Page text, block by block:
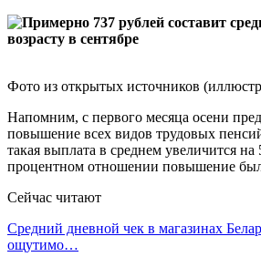
Фото из открытых источников
Напомним, с первого месяца осени
повышение всех видов трудовых
такая выплата в среднем увеличится
процентном отношении повышение
Сейчас читают
Средний дневной чек в магазинах
ощутимо…